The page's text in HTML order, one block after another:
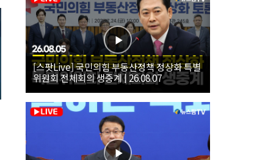
[스팟Live] 국민의힘 부동산정책 정상화 특별
위원회 전체회의 생중계 | 26.08.07